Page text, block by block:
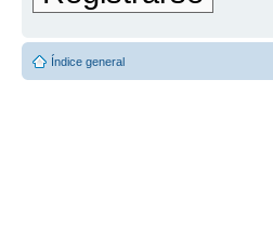
Índice general